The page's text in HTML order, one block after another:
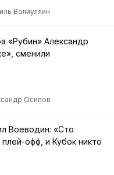
Валиуллин
«Рубин» Александр
сменили
Осипов
Воеводин: «Сто
офф, и Кубок никто